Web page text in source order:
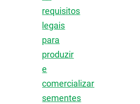
requisitos
legais
para
produzir
e
comercializar
sementes